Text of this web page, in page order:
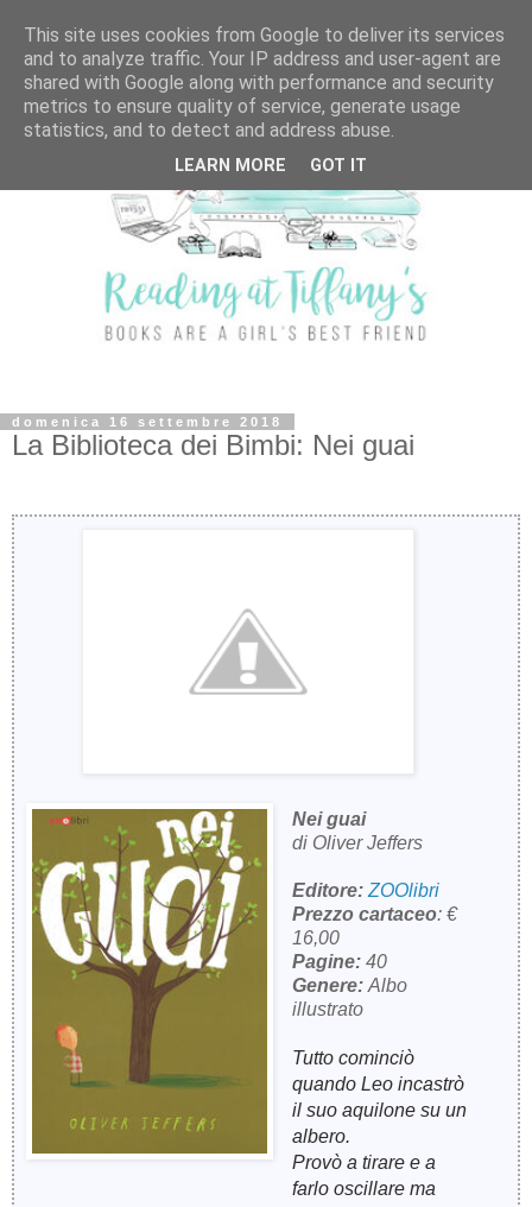
domenica 16 settembre 2018
La Biblioteca dei Bimbi: Nei guai
Nei guai
di Oliver Jeffers
Editore: ZOOlibri
Prezzo cartaceo: €
16,00
Pagine: 40
Genere: Albo
illustrato
Tutto cominciò
quando Leo incastrò
il suo aquilone su un
albero.
Provò a tirare e a
farlo oscillare ma
This site uses cookies from Google to deliver its services
and to analyze traffic. Your IP address and user-agent are
shared with Google along with performance and security
metrics to ensure quality of service, generate usage
statistics, and to detect and address abuse.
LEARN MORE GOT IT